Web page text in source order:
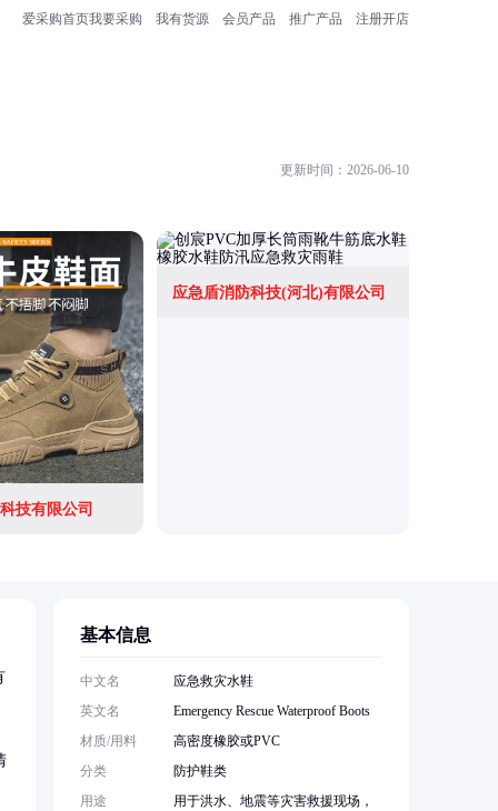
爱采购首页我要采购 我有货源 会员产品 推广产品 注册开店
更新时间：2026-06-10
技有限公司
应急盾消防科技(河北)有限公司
基本信息
中文名
应急救灾水鞋
英文名
Emergency Rescue Waterproof Boots
材质/用料
高密度橡胶或PVC
分类
防护鞋类
用途
用于洪水、地震等灾害救援现场，